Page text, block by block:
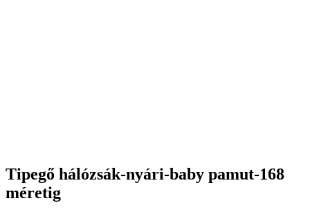
Tipegő hálózsák-nyári-baby pamut-168
méretig